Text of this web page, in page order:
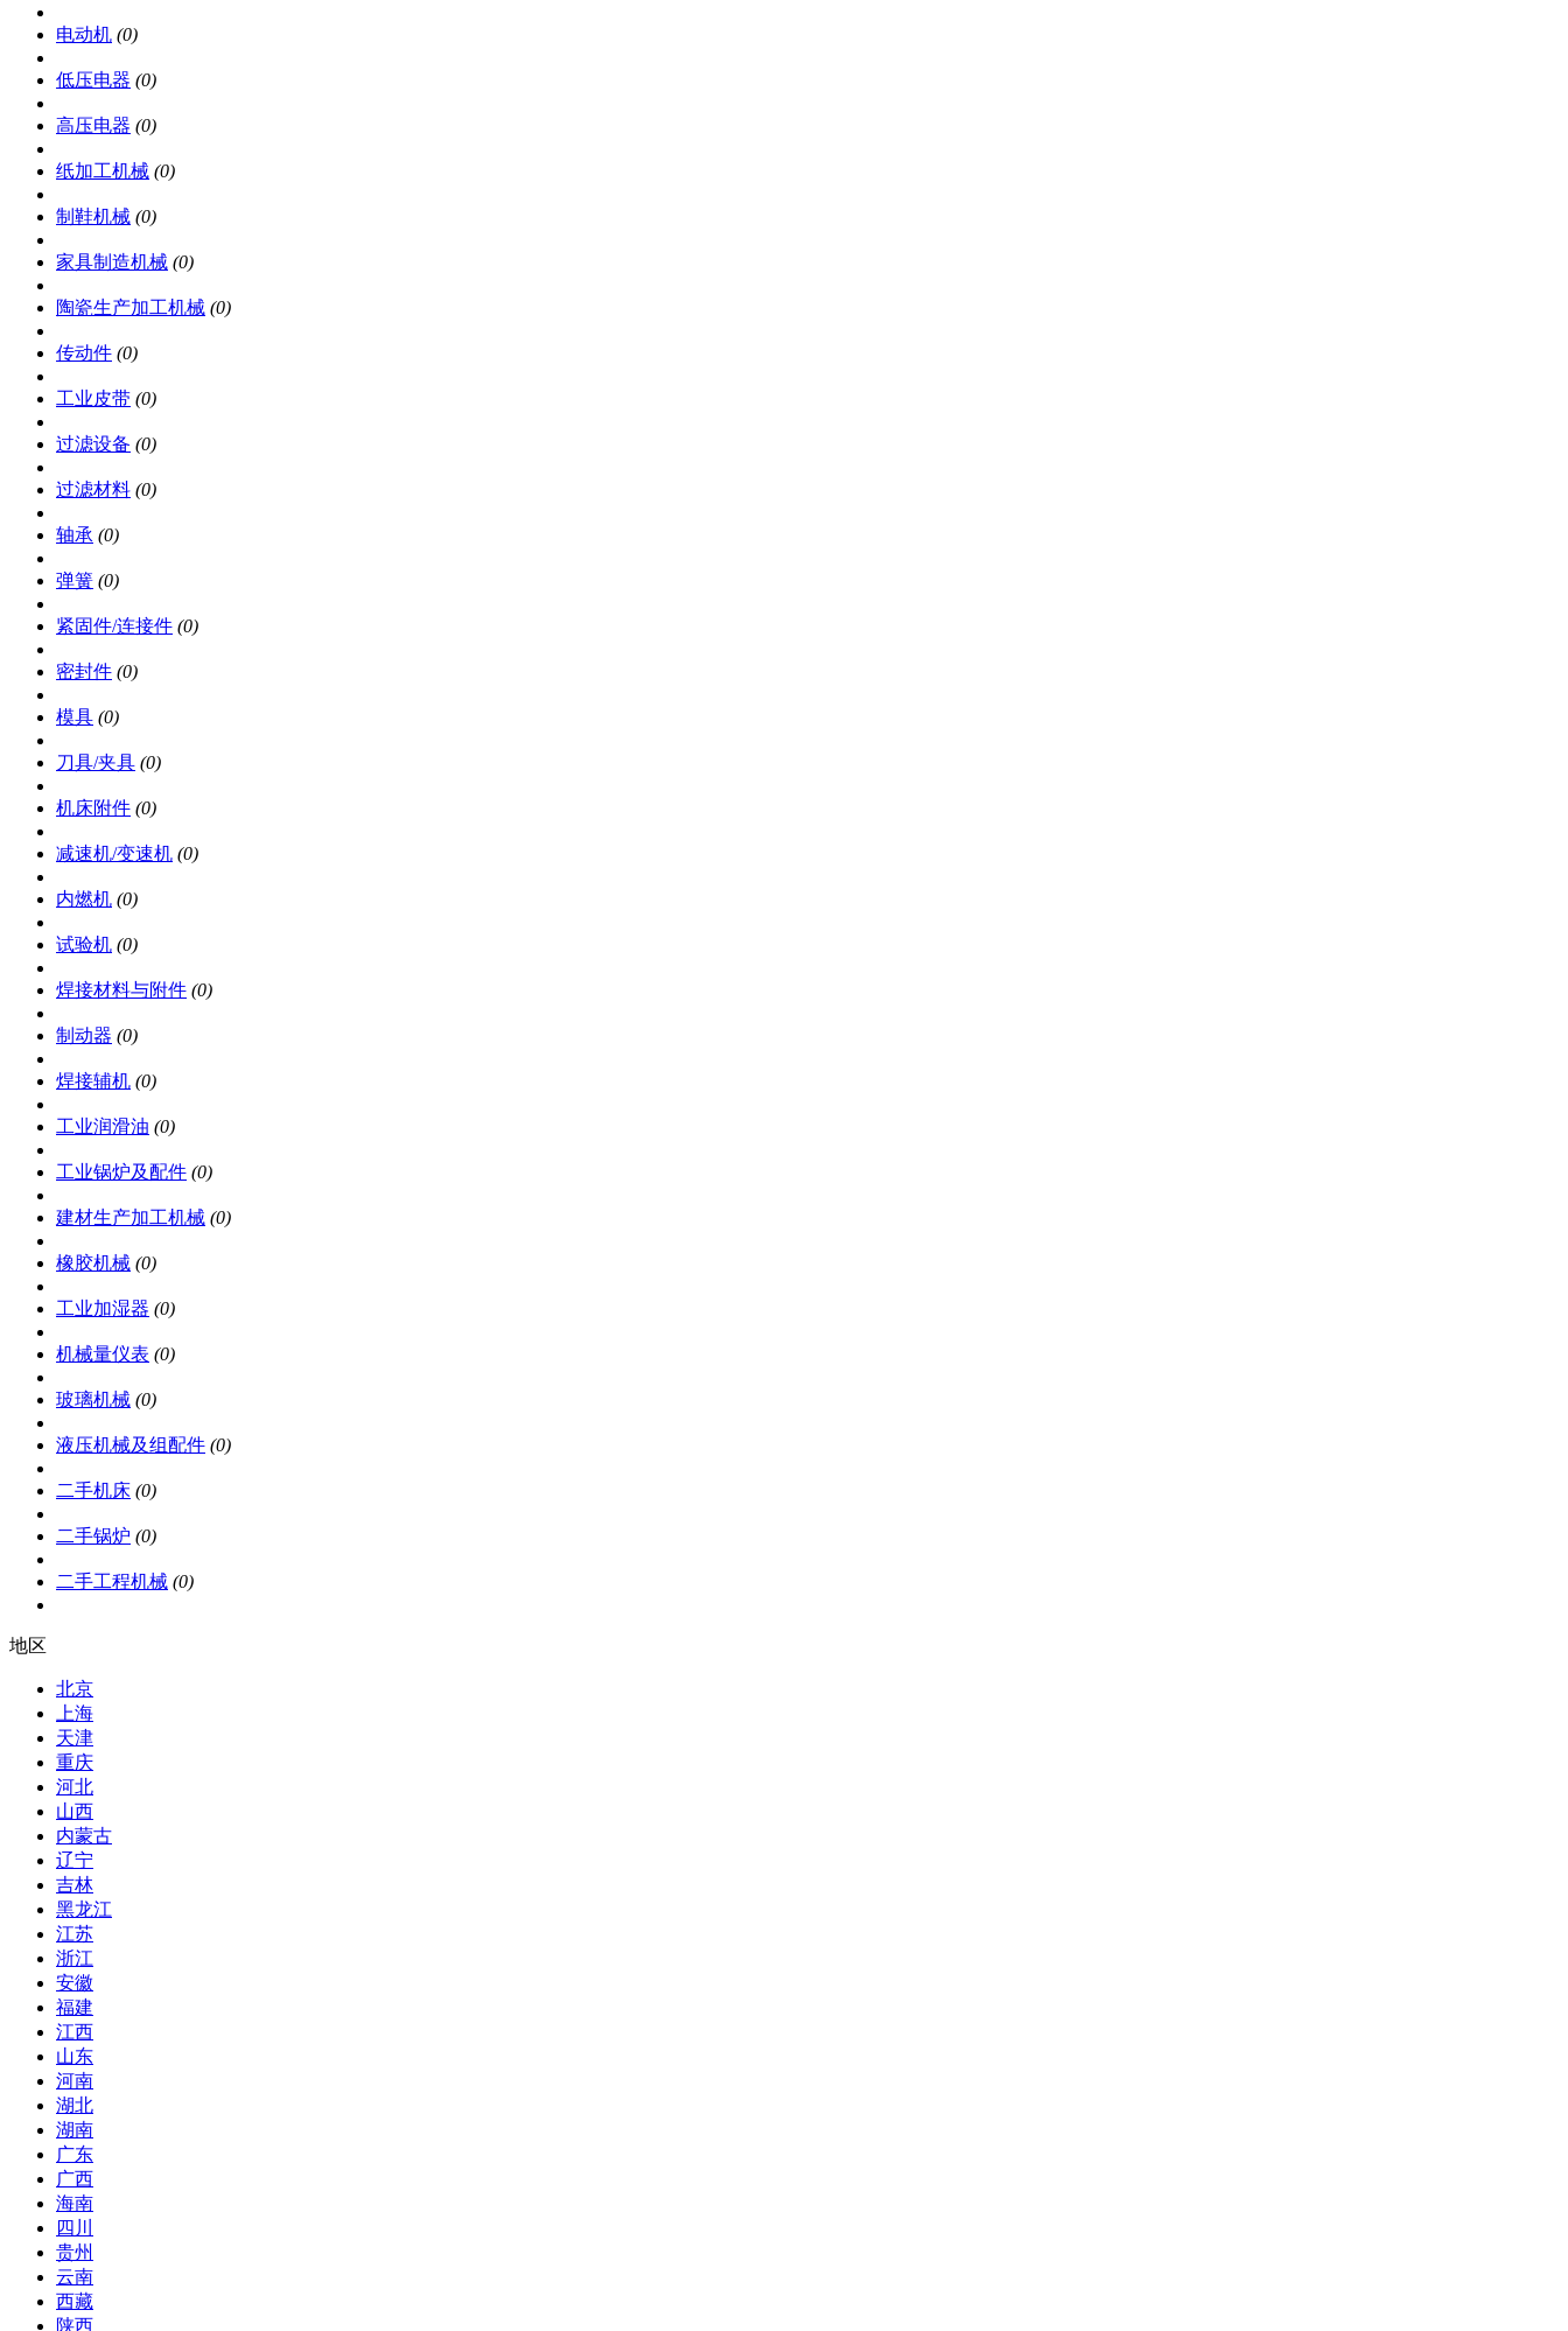
电动机 (0)
低压电器 (0)
高压电器 (0)
纸加工机械 (0)
制鞋机械 (0)
家具制造机械 (0)
陶瓷生产加工机械 (0)
传动件 (0)
工业皮带 (0)
过滤设备 (0)
过滤材料 (0)
轴承 (0)
弹簧 (0)
紧固件/连接件 (0)
密封件 (0)
模具 (0)
刀具/夹具 (0)
机床附件 (0)
减速机/变速机 (0)
内燃机 (0)
试验机 (0)
焊接材料与附件 (0)
制动器 (0)
焊接辅机 (0)
工业润滑油 (0)
工业锅炉及配件 (0)
建材生产加工机械 (0)
橡胶机械 (0)
工业加湿器 (0)
机械量仪表 (0)
玻璃机械 (0)
液压机械及组配件 (0)
二手机床 (0)
二手锅炉 (0)
二手工程机械 (0)
地区
北京
上海
天津
重庆
河北
山西
内蒙古
辽宁
吉林
黑龙江
江苏
浙江
安徽
福建
江西
山东
河南
湖北
湖南
广东
广西
海南
四川
贵州
云南
西藏
陕西